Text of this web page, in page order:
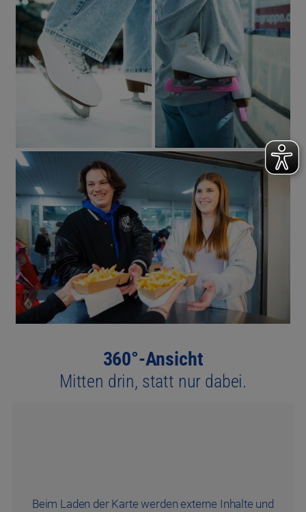
360°-Ansicht
Mitten drin, statt nur dabei.
Beim Laden der Karte werden externe Inhalte und